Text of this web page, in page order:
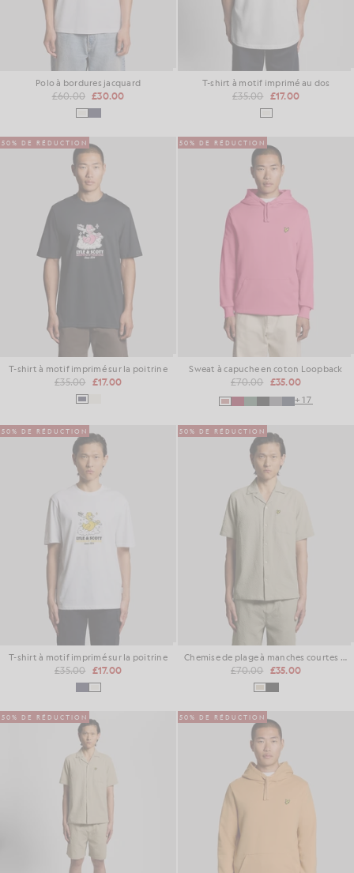
Polo à bordures jacquard
£60.00 £30.00
T-shirt à motif imprimé au dos
£35.00 £17.00
50% DE RÉDUCTION
T-shirt à motif imprimé sur la poitrine
£35.00 £17.00
50% DE RÉDUCTION
Sweat à capuche en coton Loopback
£70.00 £35.00
+17
50% DE RÉDUCTION
T-shirt à motif imprimé sur la poitrine
£35.00 £17.00
50% DE RÉDUCTION
Chemise de plage à manches courtes en tissu froissé
£70.00 £35.00
50% DE RÉDUCTION 50% DE RÉDUCTION